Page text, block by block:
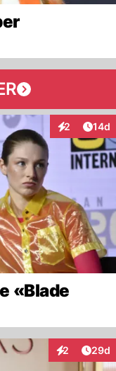
2
Interaktionen
14d
«Blade
2
Interaktionen
29d